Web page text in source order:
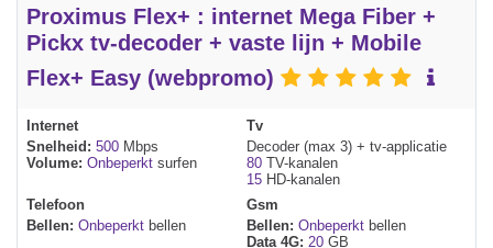
Proximus Flex+ : internet Mega Fiber +
Pickx tv-decoder + vaste lijn + Mobile
Flex+ Easy (webpromo)
Internet
Snelheid: 500 Mbps
Volume: Onbeperkt surfen
Tv
Decoder (max 3) + tv-applicatie
80 TV-kanalen
15 HD-kanalen
Telefoon
Bellen: Onbeperkt bellen
Gsm
Bellen: Onbeperkt bellen
Data 4G: 20 GB